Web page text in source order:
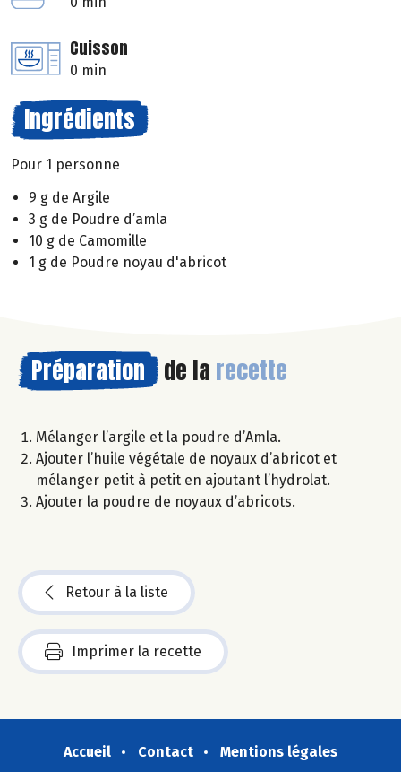
Cuisson
0 min
Ingrédients
Pour 1 personne
9 g de Argile
3 g de Poudre d’amla
10 g de Camomille
1 g de Poudre noyau d'abricot
Préparation de la recette
Mélanger l’argile et la poudre d’Amla.
Ajouter l’huile végétale de noyaux d’abricot et
mélanger petit à petit en ajoutant l’hydrolat.
Ajouter la poudre de noyaux d’abricots.
Retour à la liste
Imprimer la recette
Accueil Contact
Mentions légales